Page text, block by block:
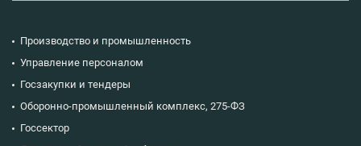
Производство и промышленность
Управление персоналом
Госзакупки и тендеры
Оборонно-промышленный комплекс, 275-ФЗ
Госсектор